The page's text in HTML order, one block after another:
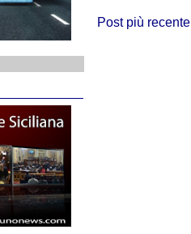
Post più recente